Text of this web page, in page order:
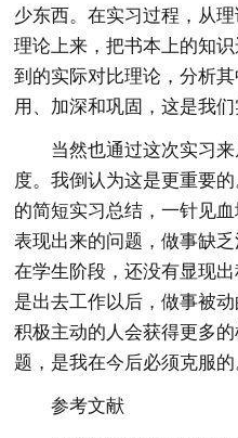
少东西。在实习过程，从
理论上来，把书本上的知
到的实际对比理论，分析
用、加深和巩固，这是我们
当然也通过这次实习
度。我倒认为这是更重要
的简短实习总结，一针见
表现出来的问题，做事缺
在学生阶段，还没有显现
是出去工作以后，做事被
积极主动的人会获得更多
题，是我在今后必须克服的
参考文献